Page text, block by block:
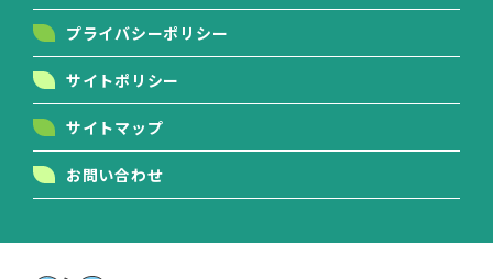
プライバシーポリシー
サイトポリシー
サイトマップ
お問い合わせ